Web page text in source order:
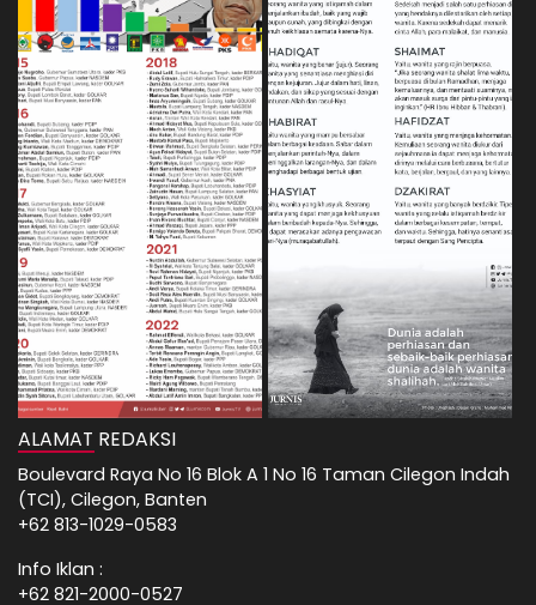
ALAMAT REDAKSI
Boulevard Raya No 16 Blok A 1 No 16 Taman Cilegon Indah
(TCI), Cilegon, Banten
+62 813-1029-0583
Info Iklan :
+62 821-2000-0527